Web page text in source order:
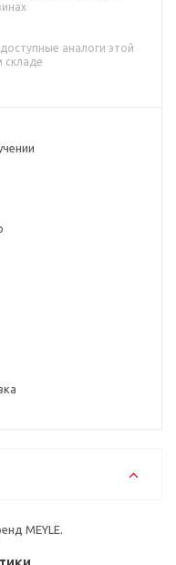
аналоги этой
складе
MEYLE.